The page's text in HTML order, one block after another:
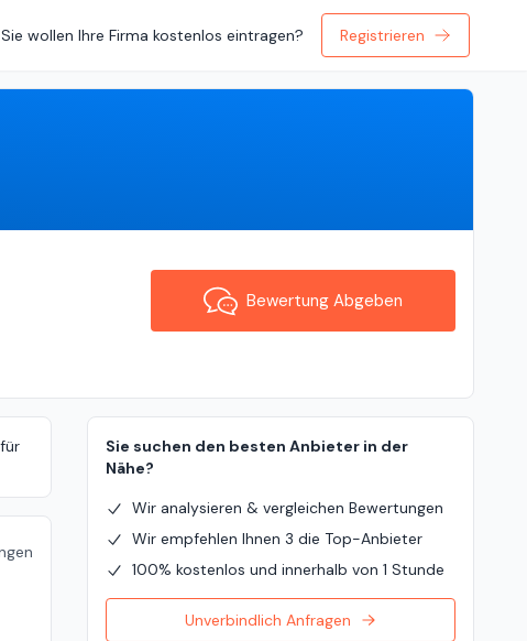
Sie wollen Ihre Firma kostenlos eintragen? Registrieren
Bewertung Abgeben
Sie suchen den besten Anbieter in der
Nähe?
Wir analysieren & vergleichen Bewertungen
Wir empfehlen Ihnen 3 die Top-Anbieter
100% kostenlos und innerhalb von 1 Stunde
Unverbindlich Anfragen